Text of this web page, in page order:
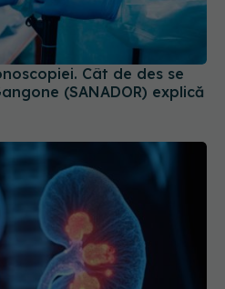
Cât de des se
(SANADOR) explică